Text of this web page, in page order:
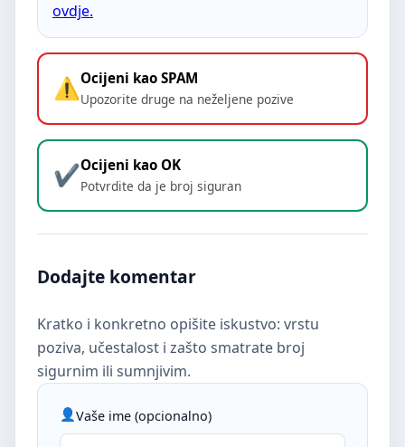
ovdje.
Ocijeni kao SPAM
Upozorite druge na neželjene pozive
Ocijeni kao OK
Potvrdite da je broj siguran
Dodajte komentar
Kratko i konkretno opišite iskustvo: vrstu
poziva, učestalost i zašto smatrate broj
sigurnim ili sumnjivim.
Vaše ime (opcionalno)